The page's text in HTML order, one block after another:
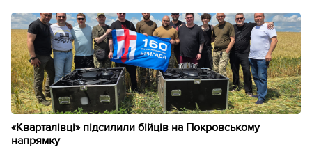
«Кварталівці» підсилили бійців на Покровському
напрямку